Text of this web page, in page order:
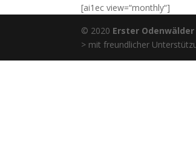
[ai1ec view=“monthly“]
© 2020 Erster
> mit freundlicher